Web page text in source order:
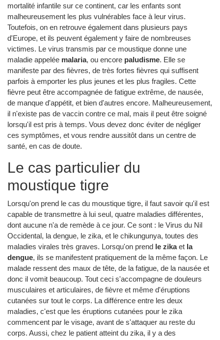
mortalité infantile sur ce continent, car les enfants sont
malheureusement les plus vulnérables face à leur virus.
Toutefois, on en retrouve également dans plusieurs pays
d'Europe, et ils peuvent également y faire de nombreuses
victimes. Le virus transmis par ce moustique donne une
maladie appelée malaria, ou encore paludisme. Elle se
manifeste par des fièvres, de très fortes fièvres qui suffisent
parfois à emporter les plus jeunes et les plus fragiles. Cette
fièvre peut être accompagnée de fatigue extrême, de nausée,
de manque d'appétit, et bien d'autres encore. Malheureusement,
il n'existe pas de vaccin contre ce mal, mais il peut être soigné
lorsqu'il est pris à temps. Vous devez donc éviter de négliger
ces symptômes, et vous rendre aussitôt dans un centre de
santé, en cas de doute.
Le cas particulier du
moustique tigre
Lorsqu'on prend le cas du moustique tigre, il faut savoir qu'il est
capable de transmettre à lui seul, quatre maladies différentes,
dont aucune n'a de remède à ce jour. Ce sont : le Virus du Nil
Occidental, la dengue, le zika, et le chikungunya, toutes des
maladies virales très graves. Lorsqu'on prend le zikaet la
dengue, ils se manifestent pratiquement de la même façon. Le
malade ressent des maux de tête, de la fatigue, de la nausée et
donc il vomit beaucoup. Tout ceci s'accompagne de douleurs
musculaires et articulaires, de fièvre et même d'éruptions
cutanées sur tout le corps. La différence entre les deux
maladies, c'est que les éruptions cutanées pour le zika
commencent par le visage, avant de s'attaquer au reste du
corps. Aussi, chez le patient atteint du zika, il y a des